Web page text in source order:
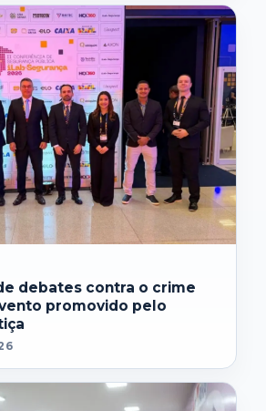
debates contra o crime
promovido pelo